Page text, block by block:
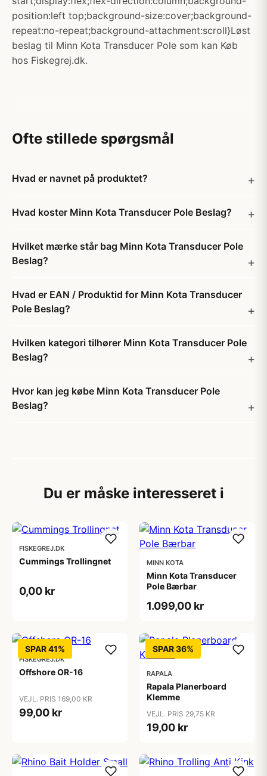
position:left top;background-size:cover;background-
repeat:no-repeat;background-attachment:scroll}Løst
beslag til Minn Kota Transducer Pole som kan Køb
hos Fiskegrej.dk.
Ofte stillede spørgsmål
Hvad er navnet på produktet?
Hvad koster Minn Kota Transducer Pole Beslag?
Hvilket mærke står bag Minn Kota Transducer Pole
Beslag?
Hvad er EAN / Produktid for Minn Kota Transducer
Pole Beslag?
Hvilken kategori tilhører Minn Kota Transducer Pole
Beslag?
Hvor kan jeg købe Minn Kota Transducer Pole
Beslag?
Du er måske interesseret i
FISKEGREJ.DK
Cummings Trollingnet
0,00 kr
MINN KOTA
Minn Kota Transducer
Pole Bærbar
1.099,00 kr
SPAR 41%
FISKEGREJ.DK
Offshore OR-16
VEJL. PRIS 169,00 KR
99,00 kr
SPAR 36%
RAPALA
Rapala Planerboard
Klemme
VEJL. PRIS 29,75 KR
19,00 kr